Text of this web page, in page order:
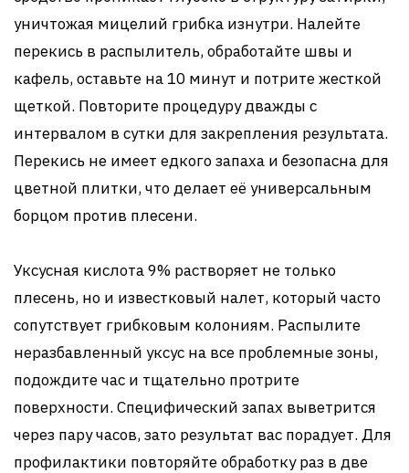
уничтожая мицелий грибка изнутри. Налейте
перекись в распылитель, обработайте швы и
кафель, оставьте на 10 минут и потрите жесткой
щеткой. Повторите процедуру дважды с
интервалом в сутки для закрепления результата.
Перекись не имеет едкого запаха и безопасна для
цветной плитки, что делает её универсальным
борцом против плесени.
Уксусная кислота 9% растворяет не только
плесень, но и известковый налет, который часто
сопутствует грибковым колониям. Распылите
неразбавленный уксус на все проблемные зоны,
подождите час и тщательно протрите
поверхности. Специфический запах выветрится
через пару часов, зато результат вас порадует. Для
профилактики повторяйте обработку раз в две